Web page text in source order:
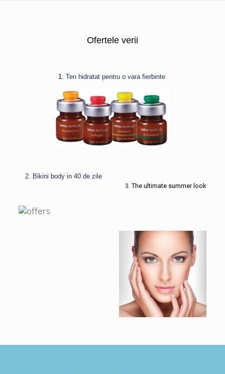
Ofertele verii
1. Ten hidratat pentru o vara fierbinte
2. Bikini body in 40 de zile
3.The ultimate summer look